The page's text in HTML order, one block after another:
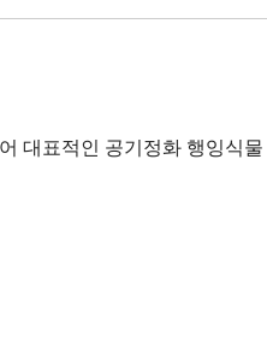
대표적인 공기정화 행잉식